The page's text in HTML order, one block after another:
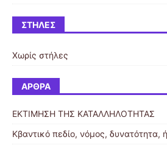
ΣΤΉΛΕΣ
Χωρίς στήλες
ΆΡΘΡΑ
ΕΚΤΙΜΗΣΗ ΤΗΣ ΚΑΤΑΛΛΗΛΟΤΗΤΑΣ
Κβαντικό πεδίο, νόμος, δυνατότητα,